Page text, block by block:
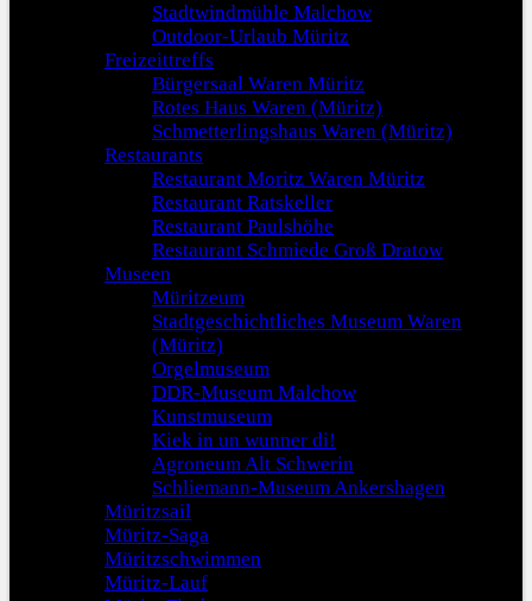
Stadtwindmühle Malchow
Outdoor-Urlaub Müritz
Freizeittreffs
Bürgersaal Waren Müritz
Rotes Haus Waren (Müritz)
Schmetterlingshaus Waren (Müritz)
Restaurants
Restaurant Moritz Waren Müritz
Restaurant Ratskeller
Restaurant Paulshöhe
Restaurant Schmiede Groß Dratow
Museen
Müritzeum
Stadtgeschichtliches Museum Waren
(Müritz)
Orgelmuseum
DDR-Museum Malchow
Kunstmuseum
Kiek in un wunner di!
Agroneum Alt Schwerin
Schliemann-Museum Ankershagen
Müritzsail
Müritz-Saga
Müritzschwimmen
Müritz-Lauf